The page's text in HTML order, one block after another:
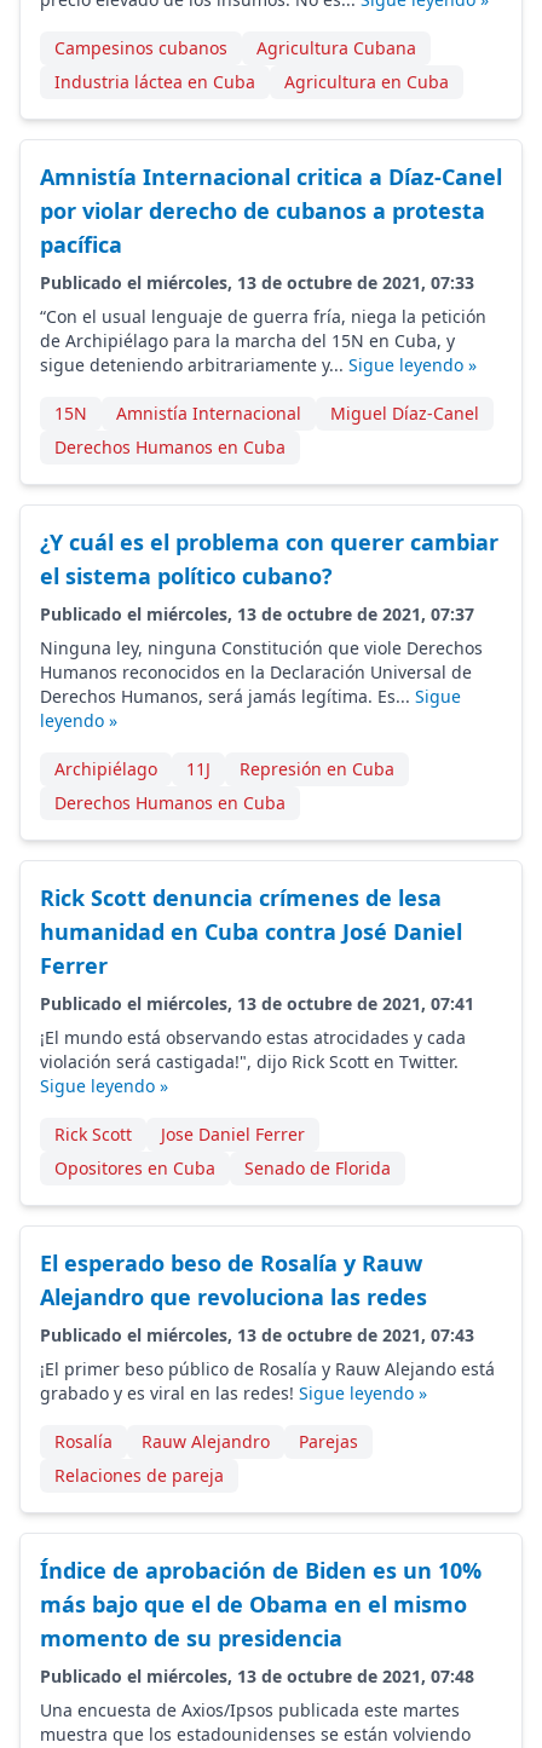
Campesinos cubanos
Agricultura Cubana
Industria láctea en Cuba
Agricultura en Cuba
Amnistía Internacional critica a Díaz-Canel
por violar derecho de cubanos a protesta
pacífica
Publicado el miércoles, 13 de octubre de 2021, 07:33
“Con el usual lenguaje de guerra fría, niega la petición
de Archipiélago para la marcha del 15N en Cuba, y
sigue deteniendo arbitrariamente y... Sigue leyendo »
15N Amnistía Internacional
Miguel Díaz-Canel
Derechos Humanos en Cuba
¿Y cuál es el problema con querer cambiar
el sistema político cubano?
Publicado el miércoles, 13 de octubre de 2021, 07:37
Ninguna ley, ninguna Constitución que viole Derechos
Humanos reconocidos en la Declaración Universal de
Derechos Humanos, será jamás legítima. Es... Sigue
leyendo »
Archipiélago 11J
Represión en Cuba
Derechos Humanos en Cuba
Rick Scott denuncia crímenes de lesa
humanidad en Cuba contra José Daniel
Ferrer
Publicado el miércoles, 13 de octubre de 2021, 07:41
¡El mundo está observando estas atrocidades y cada
violación será castigada!", dijo Rick Scott en Twitter.
Sigue leyendo »
Rick Scott
Jose Daniel Ferrer
Opositores en Cuba
Senado de Florida
El esperado beso de Rosalía y Rauw
Alejandro que revoluciona las redes
Publicado el miércoles, 13 de octubre de 2021, 07:43
¡El primer beso público de Rosalía y Rauw Alejando está
grabado y es viral en las redes! Sigue leyendo »
Rosalía Rauw Alejandro
Parejas
Relaciones de pareja
Índice de aprobación de Biden es un 10%
más bajo que el de Obama en el mismo
momento de su presidencia
Publicado el miércoles, 13 de octubre de 2021, 07:48
Una encuesta de Axios/Ipsos publicada este martes
muestra que los estadounidenses se están volviendo